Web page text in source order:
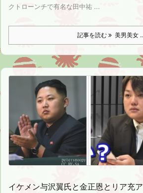
クトローンチで有名な田中祐 ...
記事を読む 美男美女
イケメン与沢翼氏と金正恩とリア充